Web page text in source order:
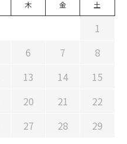
木 金 土
1
6 7
8
13 14
15
20 21
22
27 28
29